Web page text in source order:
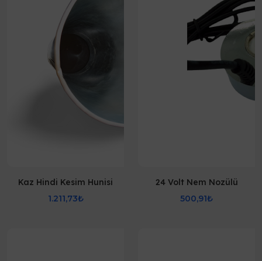
Kaz Hindi Kesim Hunisi
1.211,73₺
24 Volt Nem Nozülü
500,91₺